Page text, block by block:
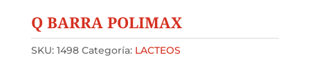
Q BARRA POLIMAX
SKU: 1498 Categoría: LACTEOS